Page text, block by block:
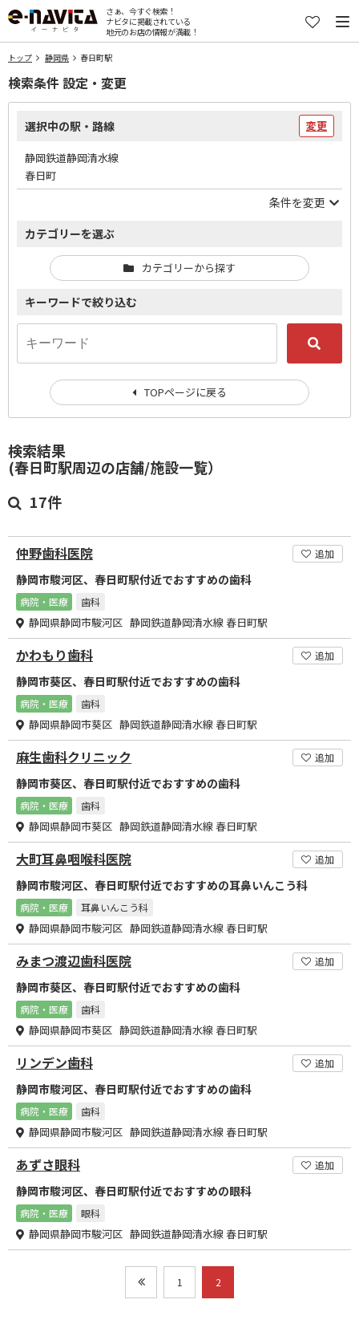
さぁ、今すぐ検索！
ナビタに掲載されている
地元のお店の情報が満載！
トップ 静岡県 春日町駅
検索結果
(春日町駅周辺の店舗/施設一覧）
17件
仲野歯科医院 追加
静岡市駿河区、春日町駅付近でおすすめの歯科
病院・医療 歯科
静岡県静岡市駿河区 静岡鉄道静岡清水線 春日町駅
かわもり歯科 追加
静岡市葵区、春日町駅付近でおすすめの歯科
病院・医療 歯科
静岡県静岡市葵区 静岡鉄道静岡清水線 春日町駅
麻生歯科クリニック 追加
静岡市葵区、春日町駅付近でおすすめの歯科
病院・医療 歯科
静岡県静岡市葵区 静岡鉄道静岡清水線 春日町駅
大町耳鼻咽喉科医院 追加
静岡市駿河区、春日町駅付近でおすすめの耳鼻いんこう科
病院・医療 耳鼻いんこう科
静岡県静岡市駿河区 静岡鉄道静岡清水線 春日町駅
みまつ渡辺歯科医院 追加
静岡市葵区、春日町駅付近でおすすめの歯科
病院・医療 歯科
静岡県静岡市葵区 静岡鉄道静岡清水線 春日町駅
リンデン歯科 追加
静岡市駿河区、春日町駅付近でおすすめの歯科
病院・医療 歯科
静岡県静岡市駿河区 静岡鉄道静岡清水線 春日町駅
あずさ眼科 追加
静岡市駿河区、春日町駅付近でおすすめの眼科
病院・医療 眼科
静岡県静岡市駿河区 静岡鉄道静岡清水線 春日町駅
1 2
検索条件 設定・変更
選択中の駅・路線 変更
静岡鉄道静岡清水線
春日町
条件を変更
カテゴリーを選ぶ
カテゴリーから探す
キーワードで絞り込む
TOPページに戻る